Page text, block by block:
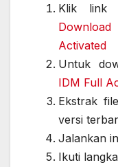
Klik link
Activated
Untuk
IDM Full
Ekstrak
versi
Jalankan
Ikuti